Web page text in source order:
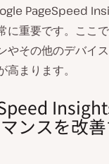
PageSpeed
に重要です。ここ
やその他のデバイ
まります。
ンスを改